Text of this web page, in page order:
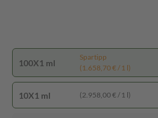
100X1 ml
Spartipp
(1.658,70 € / 1 l)
10X1 ml (2.958,00 € / 1 l)